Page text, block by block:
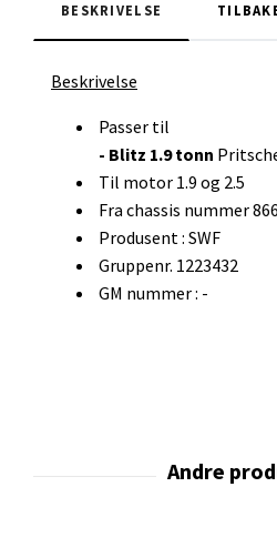
BESKRIVELSE
Beskrivelse
Passer til
- Blitz 1.9 tonn
Til motor 1.9 og 2.5
Fra chassis nummer
Produsent : SWF
Gruppenr. 1223432
GM nummer : -